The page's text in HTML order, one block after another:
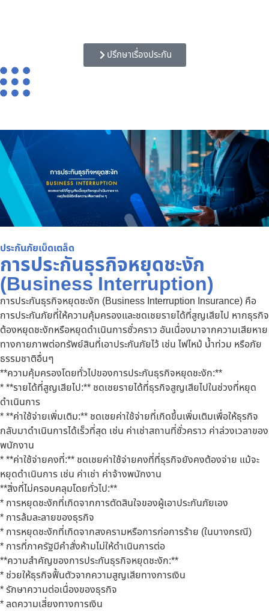
ปรึกษาเรื่องประกัน
ประกันภัยเบ็ดเตล็ด
การประกันธุรกิจหยุดชะงัก
(Business Interruption)
การประกันธุรกิจหยุดชะงัก (Business Interruption Insurance) คือ
การประกันภัยที่ให้ความคุ้มครองและชดเชยรายได้ที่สูญเสียไป หากธุรกิจ
ต้องหยุดชะงักหรือหยุดดำเนินการชั่วคราว อันเนื่องมาจากความเสียหาย
ทางกายภาพต่อทรัพย์สินที่เอาประกันภัยไว้ เช่น ไฟไหม้ น้ำท่วม หรือภัย
ธรรมชาติอื่นๆ
**ความคุ้มครองโดยทั่วไปของการประกันธุรกิจหยุดชะงัก:**
* **รายได้ที่สูญเสียไป:** ชดเชยรายได้ที่ธุรกิจสูญเสียไปในช่วงที่หยุด
ดำเนินการ
* **ค่าใช้จ่ายเพิ่มเติม:** ชดเชยค่าใช้จ่ายที่เกิดขึ้นเพิ่มเติมเพื่อให้ธุรกิจ
กลับมาดำเนินการได้เร็วที่สุด เช่น ค่าเช่าสถานที่ชั่วคราว ค่าล่วงเวลาของ
พนักงาน
* **ค่าใช้จ่ายคงที่:** ชดเชยค่าใช้จ่ายคงที่ที่ธุรกิจยังคงต้องจ่าย แม้จะ
หยุดดำเนินการ เช่น ค่าเช่า ค่าจ้างพนักงาน
**สิ่งที่ไม่ครอบคลุมโดยทั่วไป:**
* การหยุดชะงักที่เกิดจากการตัดสินใจของผู้เอาประกันภัยเอง
* การล้มละลายของธุรกิจ
* การหยุดชะงักที่เกิดจากสงครามหรือการก่อการร้าย (ในบางกรณี)
* การที่ภาครัฐมีคำสั่งห้ามไม่ให้ดำเนินการต่อ
**ความสำคัญของการประกันธุรกิจหยุดชะงัก:**
* ช่วยให้ธุรกิจฟื้นตัวจากความสูญเสียทางการเงิน
* รักษาความต่อเนื่องของธุรกิจ
* ลดความเสี่ยงทางการเงิน